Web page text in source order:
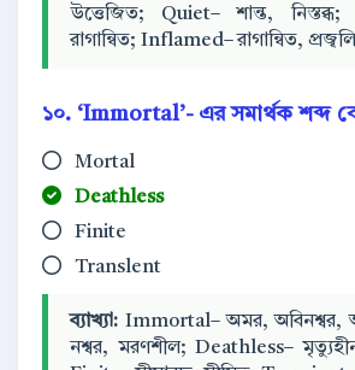
উত্তেজিত; Quiet– শান্ত,
রাগান্বিত; Inflamed– রাগান্বিত,
১০. ‘Immortal’- এর সমার্থক শব্দ
Mortal
Deathless
Finite
Translent
ব্যাখ্যা: Immortal– অমর, অবিনশ্বর,
নশ্বর, মরণশীল; Deathless–